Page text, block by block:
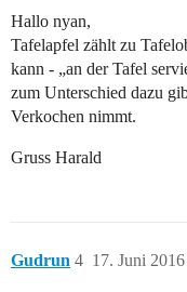
Hallo nyan,
Tafelapfel zählt zu
kann - „an der Tafel
zum Unterschied dazu
Verkochen nimmt.
Gruss Harald
Gudrun 17. Juni
4